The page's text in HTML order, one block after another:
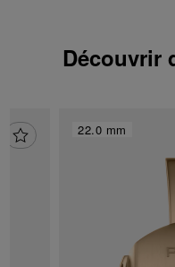
Découvrir
22.0 mm